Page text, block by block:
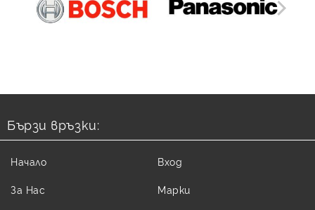
Бързи връзки:
Начало
За Нас
Вход
Марки